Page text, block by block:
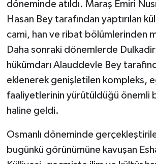
döneminde atıldı. Maraş Emiri
Hasan Bey tarafından yaptırılan
cami, han ve ribat bölümlerinden
Daha sonraki dönemlerde
hükümdarı Alauddevle Bey
eklenerek genişletilen kompleks,
faaliyetlerinin yürütüldüğü önemli
haline geldi.
Osmanlı döneminde
bugünkü görünümüne kavuşan